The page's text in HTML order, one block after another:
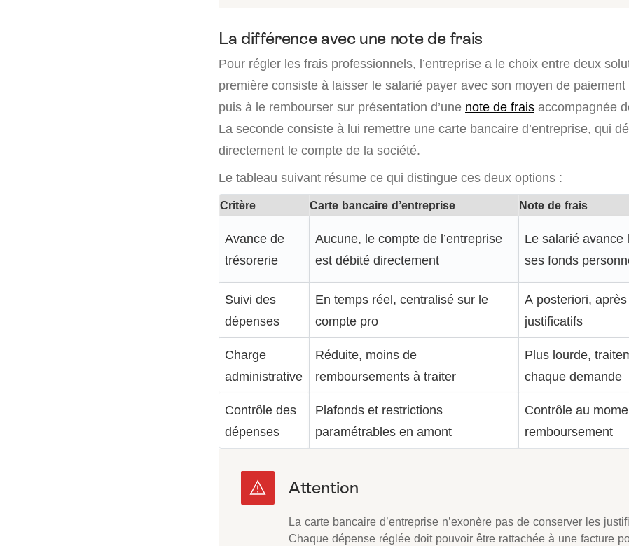
La différence avec une note de frais
Pour régler les frais professionnels, l’entreprise a le choix entre deux
première consiste à laisser le salarié payer avec son moyen de paiement
puis à le rembourser sur présentation d’une note de frais accompagnée
La seconde consiste à lui remettre une carte bancaire d’entreprise, qui
directement le compte de la société.
Le tableau suivant résume ce qui distingue ces deux options :
Critère Carte bancaire d’entreprise Note de frais
Avance de
trésorerie
Aucune, le compte de l’entreprise
est débité directement
Le salarié avance
ses fonds
Suivi des
dépenses
En temps réel, centralisé sur le
compte pro
A posteriori,
justificatifs
Charge
administrative
Réduite, moins de
remboursements à traiter
Plus lourde,
chaque demande
Contrôle des
dépenses
Plafonds et restrictions
paramétrables en amont
Contrôle au
remboursement
La carte bancaire d’entreprise n’exonère pas de conserver les
Chaque dépense réglée doit pouvoir être rattachée à une facture